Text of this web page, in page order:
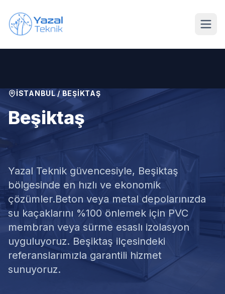
İSTANBUL/ BEŞIKTAŞ
Beşiktaş
Su Deposu İzolasyonu
Yazal Teknik güvencesiyle, Beşiktaş
bölgesinde en hızlı ve ekonomik
çözümler.Beton veya metal depolarınızda
su kaçaklarını %100 önlemek için PVC
membran veya sürme esaslı izolasyon
uyguluyoruz. Beşiktaş ilçesindeki
referanslarımızla garantili hizmet
sunuyoruz.